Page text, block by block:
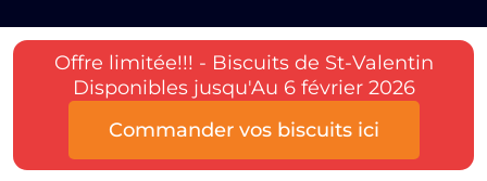
Offre limitée!!! - Biscuits de St-Valentin
Disponibles jusqu'Au 6 février 2026
Commander vos biscuits ici